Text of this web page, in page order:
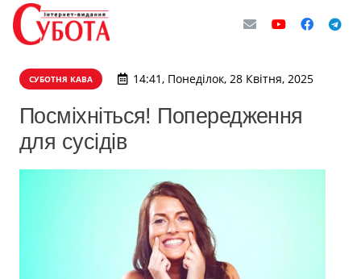
СУБОТНЯ КАВА 14:41, Понеділок, 28 Квітня, 2025
Посміхніться! Попередження
для сусідів